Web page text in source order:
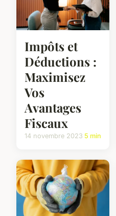
Impôts et
Déductions :
Maximisez
Vos
Avantages
Fiscaux
14 novembre 2023 5 min